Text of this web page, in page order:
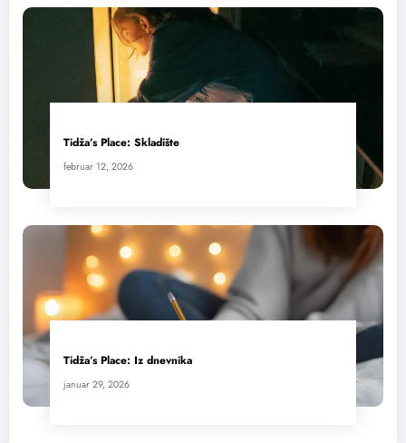
Tidža’s Place: Skladište
februar 12, 2026
Tidža’s Place: Iz dnevnika
januar 29, 2026